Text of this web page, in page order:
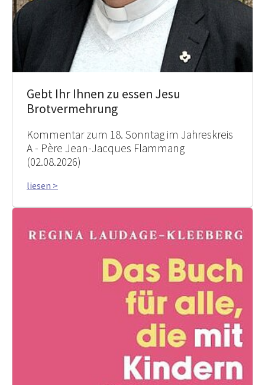
Gebt Ihr Ihnen zu essen Jesu
Brotvermehrung
Kommentar zum 18. Sonntag im Jahreskreis
A - Père Jean-Jacques Flammang
(02.08.2026)
liesen >